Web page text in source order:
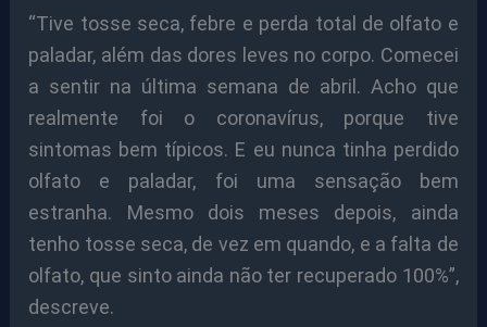
“Tive tosse seca, febre e perda total de olfato e
paladar, além das dores leves no corpo. Comecei
a sentir na última semana de abril. Acho que
realmente foi o coronavírus, porque tive
sintomas bem típicos. E eu nunca tinha perdido
olfato e paladar, foi uma sensação bem
estranha. Mesmo dois meses depois, ainda
tenho tosse seca, de vez em quando, e a falta de
olfato, que sinto ainda não ter recuperado 100%”,
descreve.